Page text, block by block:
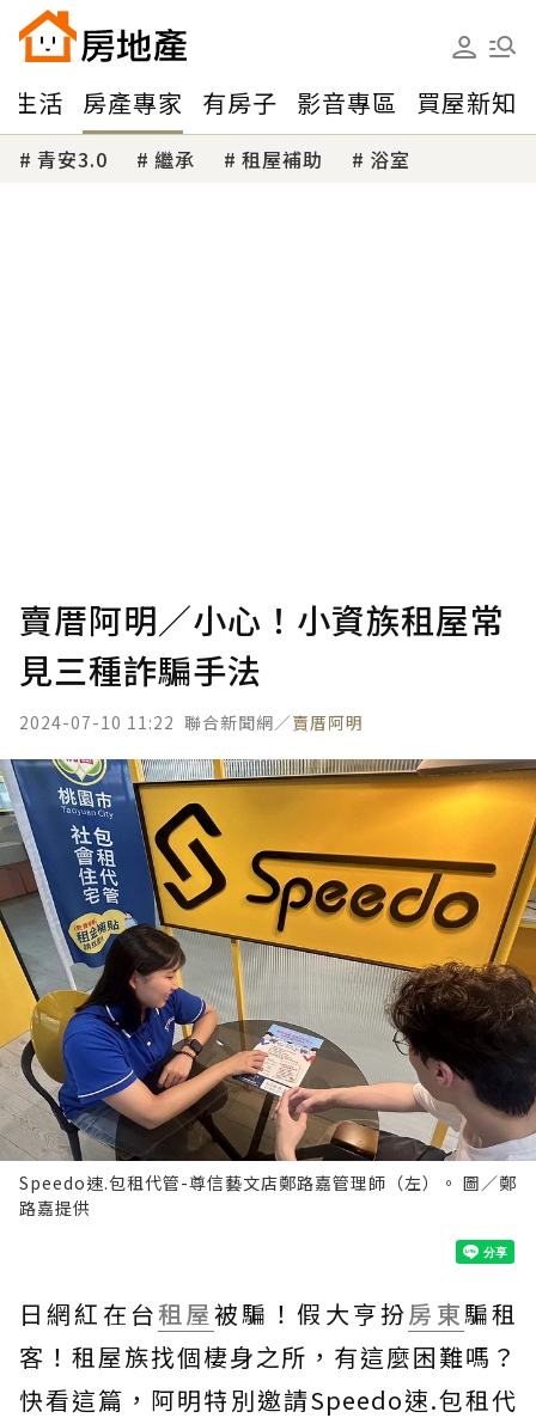
生活 房產專家 有房子 影音專區 買屋新知
青安3.0 繼承 租屋補助 浴室
賣厝阿明／小心！小資族租屋常
見三種詐騙手法
2024-07-10 11:22 聯合新聞網／賣厝阿明
Speedo速.包租代管-尊信藝文店鄭路嘉管理師（左）。 圖／鄭
路嘉提供
日網紅在台租屋被騙！假大亨扮房東騙租
客！租屋族找個棲身之所，有這麼困難嗎？
快看這篇，阿明特別邀請Speedo速.包租代